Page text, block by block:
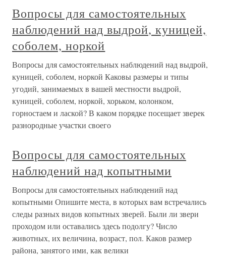
Вопросы для самостоятельных
наблюдений над выдрой, куницей,
соболем, норкой
Вопросы для самостоятельных наблюдений над выдрой,
куницей, соболем, норкой Каковы размеры и типы
угодий, занимаемых в вашей местности выдрой,
куницей, соболем, норкой, хорьком, колонком,
горностаем и лаской? В каком порядке посещает зверек
разнородные участки своего
Вопросы для самостоятельных
наблюдений над копытными
Вопросы для самостоятельных наблюдений над
копытными Опишите места, в которых вам встречались
следы разных видов копытных зверей. Были ли звери
проходом или оставались здесь подолгу? Число
животных, их величина, возраст, пол. Каков размер
района, занятого ими, как велики